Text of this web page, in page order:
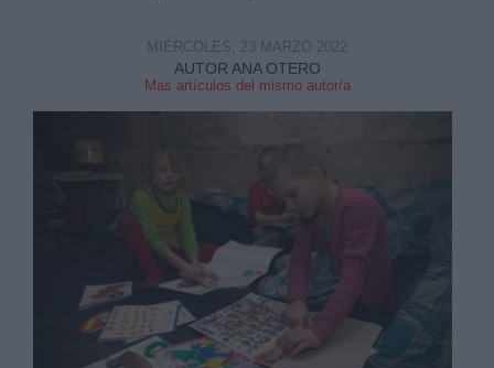
AUTOR ANA OTERO
Mas artículos del mismo autor/a
MIÉRCOLES, 23 MARZO 2022